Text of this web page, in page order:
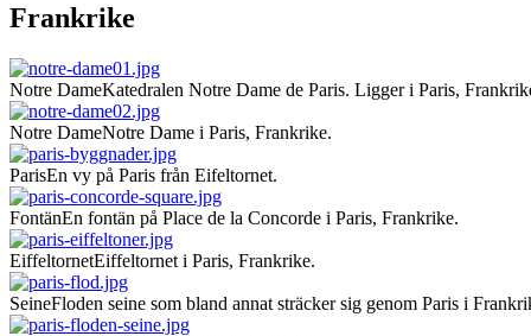
Frankrike
Notre DameKatedralen Notre Dame de Paris. Ligger i Paris,
Notre DameNotre Dame i Paris, Frankrike.
ParisEn vy på Paris från Eifeltornet.
FontänEn fontän på Place de la Concorde i Paris, Frankrike.
EiffeltornetEiffeltornet i Paris, Frankrike.
SeineFloden seine som bland annat sträcker sig genom Paris i